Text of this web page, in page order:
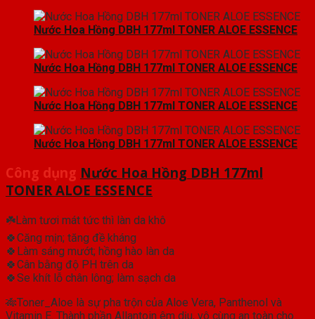
Nước Hoa Hồng DBH 177ml TONER ALOE ESSENCE
Nước Hoa Hồng DBH 177ml TONER ALOE ESSENCE
Nước Hoa Hồng DBH 177ml TONER ALOE ESSENCE
Nước Hoa Hồng DBH 177ml TONER ALOE ESSENCE
Công dụng Nước Hoa Hồng DBH 177ml
TONER ALOE ESSENCE
☘️Làm tươi mát tức thì làn da khô
🍀Căng mịn; tăng đề kháng
🍀Làm sáng mướt; hồng hào làn da
🍀Cân bằng độ PH trên da
🍀Se khít lỗ chân lông; làm sạch da
🎋Toner_Aloe là sự pha trộn của Aloe Vera, Panthenol và
Vitamin E. Thành phần Allantoin êm dịu, vô cùng an toàn cho